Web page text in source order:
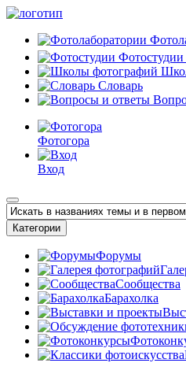
Фотостудии
Словарь
Фотогора
Вход
Категории
Форумы
Сообщества
Барахолка